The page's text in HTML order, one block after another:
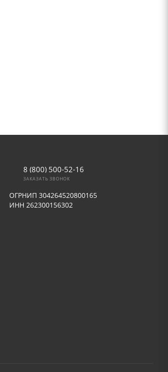
8 (800) 500-52-16
ЗАКАЗАТЬ ЗВОНОК
ОГРНИП 304264520800165
ИНН 262300156302